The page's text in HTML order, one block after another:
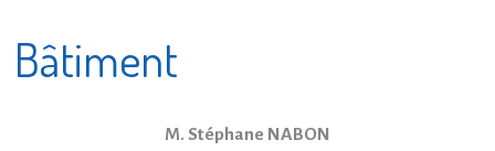
Bâtiment
M. Stéphane NABON